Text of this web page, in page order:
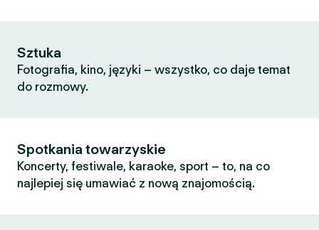
Sztuka
Fotografia, kino, języki – wszystko, co daje temat
do rozmowy.
Spotkania towarzyskie
Koncerty, festiwale, karaoke, sport – to, na co
najlepiej się umawiać z nową znajomością.